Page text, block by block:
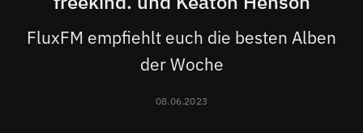
FluxFM empfiehlt euch die besten Alben
der Woche
08.06.2023